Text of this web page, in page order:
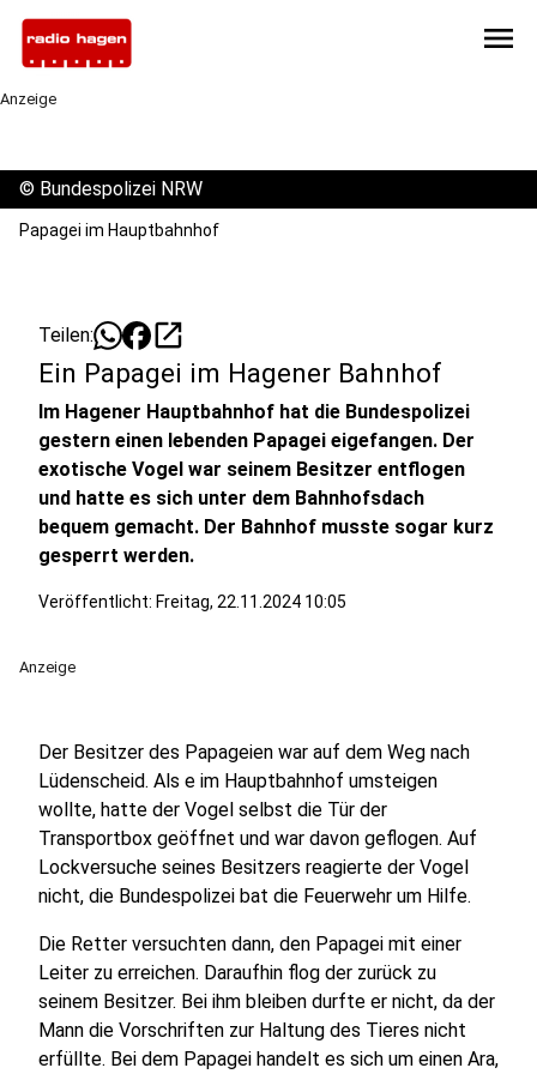
menu
Anzeige
© Bundespolizei NRW
Papagei im Hauptbahnhof
Teilen: open_in_new
Ein Papagei im Hagener Bahnhof
Im Hagener Hauptbahnhof hat die Bundespolizei
gestern einen lebenden Papagei eigefangen. Der
exotische Vogel war seinem Besitzer entflogen
und hatte es sich unter dem Bahnhofsdach
bequem gemacht. Der Bahnhof musste sogar kurz
gesperrt werden.
Veröffentlicht: Freitag, 22.11.2024 10:05
Anzeige
Der Besitzer des Papageien war auf dem Weg nach
Lüdenscheid. Als e im Hauptbahnhof umsteigen
wollte, hatte der Vogel selbst die Tür der
Transportbox geöffnet und war davon geflogen. Auf
Lockversuche seines Besitzers reagierte der Vogel
nicht, die Bundespolizei bat die Feuerwehr um Hilfe.
Die Retter versuchten dann, den Papagei mit einer
Leiter zu erreichen. Daraufhin flog der zurück zu
seinem Besitzer. Bei ihm bleiben durfte er nicht, da der
Mann die Vorschriften zur Haltung des Tieres nicht
erfüllte. Bei dem Papagei handelt es sich um einen Ara,